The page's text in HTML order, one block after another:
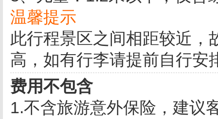
温馨提示
此行程景区之间相距较近，
高，如有行李请提前自行安
费用不包含
1.不含旅游意外保险，建议